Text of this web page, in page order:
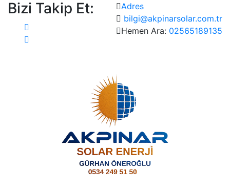
Bizi Takip Et:
Adres
bilgi@akpinarsolar.com.tr
Hemen Ara: 02565189135